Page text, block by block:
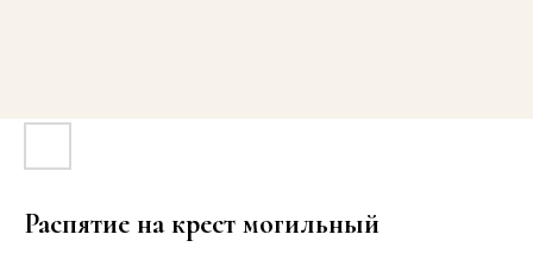
Распятие на крест могильный